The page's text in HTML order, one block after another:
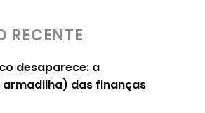
RECENTE
desaparece: a
das finanças